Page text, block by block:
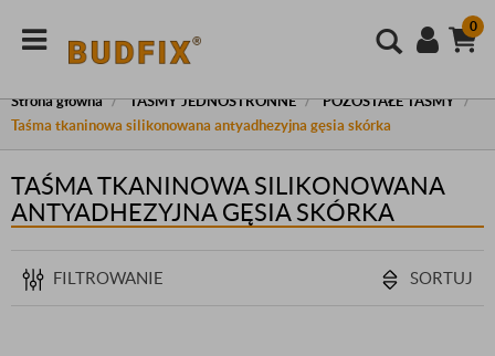
0
Strona główna TAŚMY JEDNOSTRONNE
POZOSTAŁE TAŚMY
Taśma tkaninowa silikonowana antyadhezyjna gęsia skórka
TAŚMA TKANINOWA SILIKONOWANA
ANTYADHEZYJNA GĘSIA SKÓRKA
FILTROWANIE SORTUJ